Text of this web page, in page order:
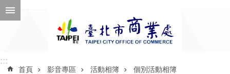
跳到主要內容區塊
::::::
首頁 影音專區 活動相簿
個別活動相簿